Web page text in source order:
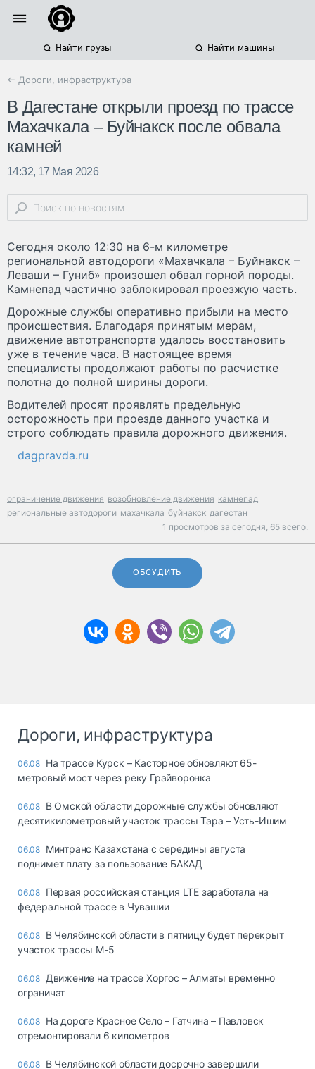
Найти грузы Найти машины
← Дороги, инфраструктура
В Дагестане открыли проезд по трассе
Махачкала – Буйнакск после обвала
камней
14:32, 17 Мая 2026
Сегодня около 12:30 на 6-м километре
региональной автодороги «Махачкала – Буйнакск –
Леваши – Гуниб» произошел обвал горной породы.
Камнепад частично заблокировал проезжую часть.
Дорожные службы оперативно прибыли на место
происшествия. Благодаря принятым мерам,
движение автотранспорта удалось восстановить
уже в течение часа. В настоящее время
специалисты продолжают работы по расчистке
полотна до полной ширины дороги.
Водителей просят проявлять предельную
осторожность при проезде данного участка и
строго соблюдать правила дорожного движения.
dagpravda.ru
ограничение движения возобновление движения камнепад
региональные автодороги махачкала буйнакск дагестан
1 просмотров за сегодня, 65 всего.
ОБСУДИТЬ
Дороги, инфраструктура
06.08 На трассе Курск – Касторное обновляют 65-
метровый мост через реку Грайворонка
06.08 В Омской области дорожные службы обновляют
десятикилометровый участок трассы Тара – Усть-Ишим
06.08 Минтранс Казахстана с середины августа
поднимет плату за пользование БАКАД
06.08 Первая российская станция LTE заработала на
федеральной трассе в Чувашии
06.08 В Челябинской области в пятницу будет перекрыт
участок трассы М-5
06.08 Движение на трассе Хоргос – Алматы временно
ограничат
06.08 На дороге Красное Село – Гатчина – Павловск
отремонтировали 6 километров
06.08 В Челябинской области досрочно завершили